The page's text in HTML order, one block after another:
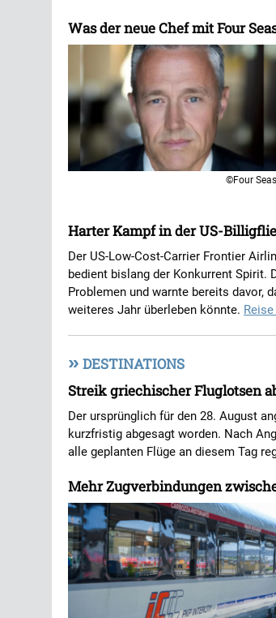
Was der neue Chef mit Four
©Four
Harter Kampf in der US-
Der US-Low-Cost-Carrier Frontier
bedient bislang der Konkurrent
Problemen und warnte bereits davor,
weiteres Jahr überleben könnte.
» DESTINATIONS
Streik griechischer Fluglotsen
Der ursprünglich für den 28. August
kurzfristig abgesagt worden. Nach
alle geplanten Flüge an diesem Tag
Mehr Zugverbindungen